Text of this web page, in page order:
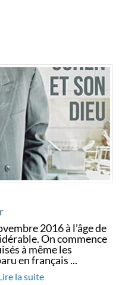
2016 à l’âge de
On commence
à même les
en français ...
la suite